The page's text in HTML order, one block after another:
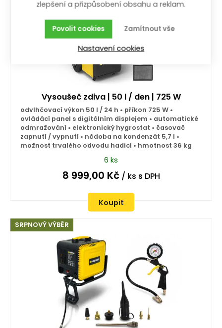
Vysoušeč zdiva | 50 l / den | 725 W
odvlhčovací výkon 50 l / 24 h • příkon 725 W •
ovládácí panel s digitálním displejem • automatické
odmražování • elektronický hygrostat • časovač
zapnutí / vypnutí • nádoba na kondenzát 5,7 l •
možnost trvalého odvodu hadicí • hmotnost 36 kg
6 ks
8 999,00 Kč/ ks s DPH
Koupit
SRPNOVÝ VÝBĚR
zlepšení a přizpůsobení obsahu a reklam.
Zamítnout vše
Povolit cookies
Nastavení cookies